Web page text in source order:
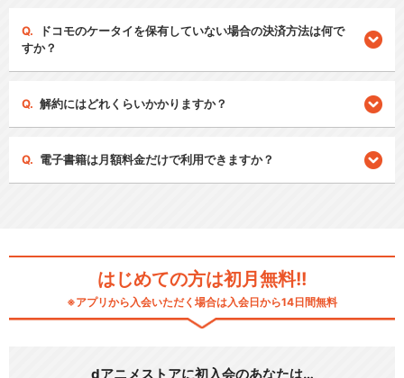
ドコモのケータイを保有していない場合の決済方法は何で
すか？
解約にはどれくらいかかりますか？
電子書籍は月額料金だけで利用できますか？
はじめての方は初月無料!!
※アプリから入会いただく場合は入会日から14日間無料
dアニメストアに初入会のあなたは…